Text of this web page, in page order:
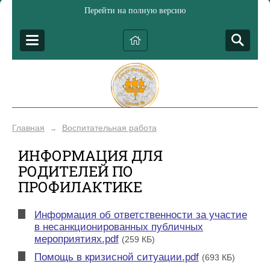
Перейти на полную версию
Главная → Воспитательная работа
ИНФОРМАЦИЯ ДЛЯ
РОДИТЕЛЕЙ ПО
ПРОФИЛАКТИКЕ
Информация об ответственности за участие
в несанкционированных публичных
мероприятиях.pdf (259 КБ)
Помощь в кризисной ситуации.pdf (693 КБ)